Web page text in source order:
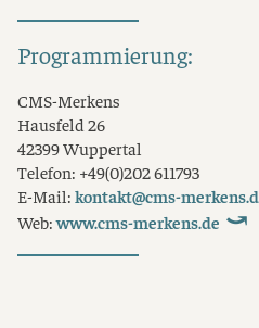
Programmierung:
CMS-Merkens
Hausfeld 26
42399 Wuppertal
Telefon: +49(0)202 611793
E-Mail:kontakt@cms-
Web:www.cms-merkens.de